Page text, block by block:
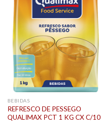
BEBIDAS
REFRESCO DE PESSEGO
QUALIMAX PCT 1 KG CX C/10